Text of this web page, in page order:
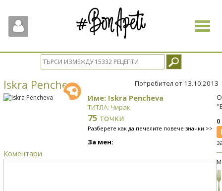
Toggle
Iskra Pencheva Потребител от 13.10.2013
Име: Iskra Pencheva
ТИТЛА: Чирак
75 точки
Разберете как да печелите повече значки >>
За мен:
Коментари